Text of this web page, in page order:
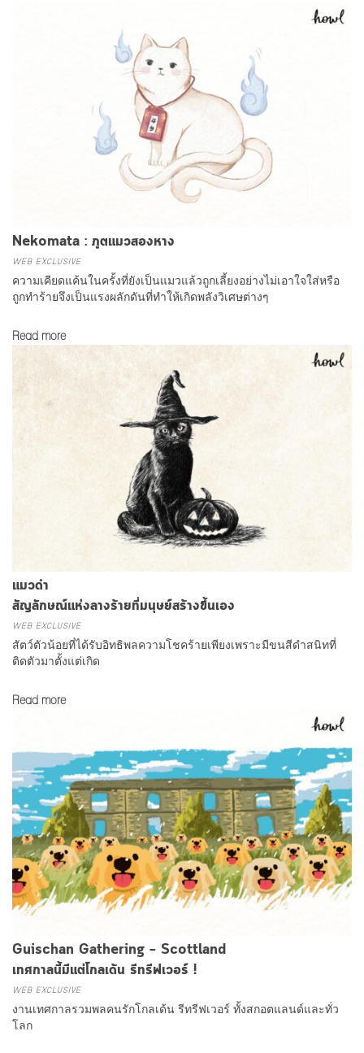
Nekomata : ภูตแมวสองหาง
WEB EXCLUSIVE
ความเคียดแค้นในครั้งที่ยังเป็นแมวแล้วถูกเลี้ยงอย่างไม่เอาใจใส่หรือ
ถูกทำร้ายจึงเป็นแรงผลักดันที่ทำให้เกิดพลังวิเศษต่างๆ
Read more
แมวดำ
สัญลักษณ์แห่งลางร้ายที่มนุษย์สร้างขึ้นเอง
WEB EXCLUSIVE
สัตว์ตัวน้อยที่ได้รับอิทธิพลความโชคร้ายเพียงเพราะมีขนสีดำสนิทที่
ติดตัวมาตั้งแต่เกิด
Read more
Guischan Gathering – Scottland
เทศกาลนี้มีแต่โกลเด้น รีทรีฟเวอร์ !
WEB EXCLUSIVE
งานเทศกาลรวมพลคนรักโกลเด้น รีทรีฟเวอร์ ทั้งสกอตแลนด์และทั่ว
โลก